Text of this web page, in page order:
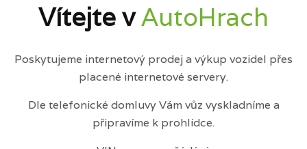
Vítejte vAutoHrach
Poskytujeme internetový prodej a výkup vozidel přes
placené internetové servery.
Dle telefonické domluvy Vám vůz vyskladníme a
připravíme k prohlídce.